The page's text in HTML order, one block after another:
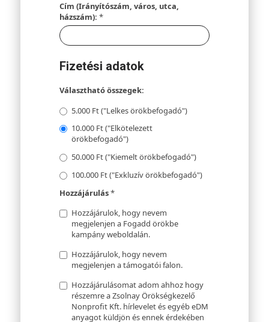
Cím (Irányítószám, város, utca,
házszám): *
Fizetési adatok
Választható összegek:
5.000 Ft ("Lelkes örökbefogadó")
10.000 Ft ("Elkötelezett
örökbefogadó")
50.000 Ft ("Kiemelt örökbefogadó")
100.000 Ft ("Exkluzív örökbefogadó")
Hozzájárulás*
Hozzájárulok, hogy nevem
megjelenjen a Fogadd örökbe
kampány weboldalán.
Hozzájárulok, hogy nevem
megjelenjen a támogatói falon.
Hozzájárulásomat adom ahhoz hogy
részemre a Zsolnay Örökségkezelő
Nonprofit Kft. hírlevelet és egyéb eDM
anyagot küldjön és ennek érdekében